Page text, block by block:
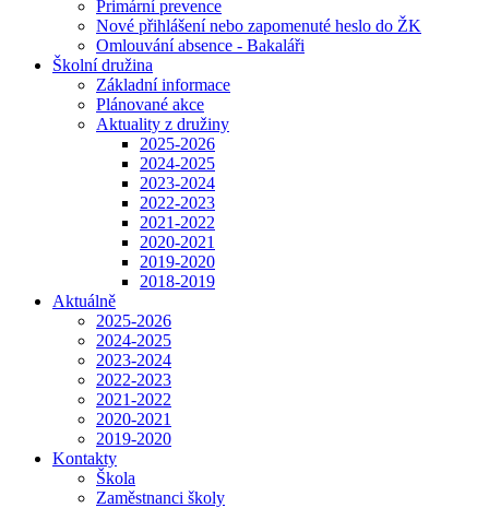
Primární prevence
Nové přihlášení nebo zapomenuté heslo do ŽK
Omlouvání absence - Bakaláři
Školní družina
Základní informace
Plánované akce
Aktuality z družiny
2025-2026
2024-2025
2023-2024
2022-2023
2021-2022
2020-2021
2019-2020
2018-2019
Aktuálně
2025-2026
2024-2025
2023-2024
2022-2023
2021-2022
2020-2021
2019-2020
Kontakty
Škola
Zaměstnanci školy